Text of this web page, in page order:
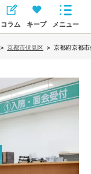
コラム キープ メニュー
> 京都市伏見区 > 京都府京都